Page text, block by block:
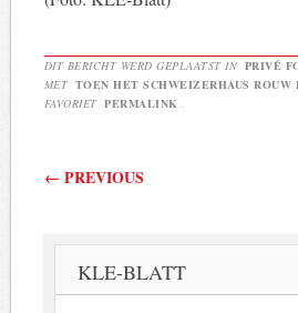
DIT BERICHT WERD GEPLAATST IN PRIVÉ
MET TOEN HET SCHWEIZERHAUS ROUW
FAVORIET PERMALINK .
Berichtnavigatie
← PREVIOUS
KLE-BLATT